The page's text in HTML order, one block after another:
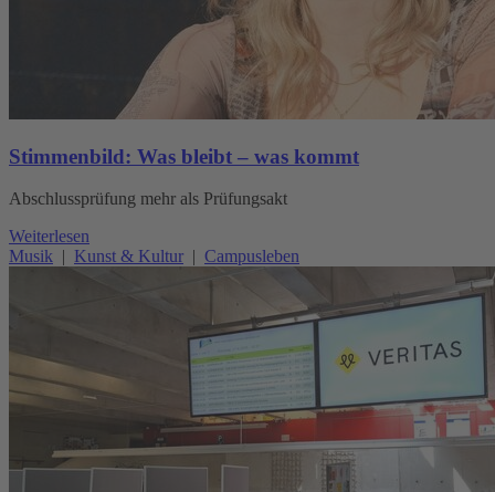
Stimmenbild: Was bleibt – was kommt
Abschlussprüfung mehr als Prüfungsakt
Weiterlesen
Musik | Kunst & Kultur | Campusleben